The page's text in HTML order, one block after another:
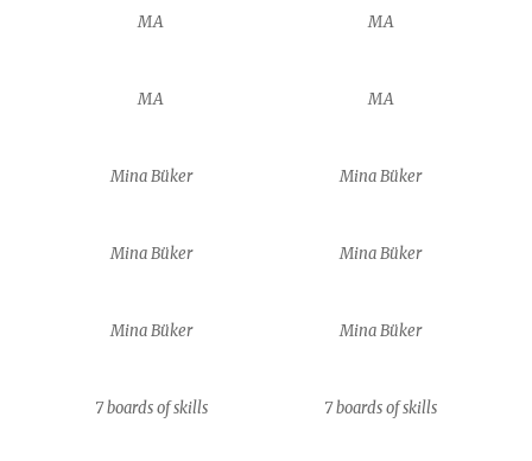
MA MA
MA MA
Mina Büker Mina Büker
Mina Büker Mina Büker
Mina Büker Mina Büker
7 boards of skills 7 boards of skills